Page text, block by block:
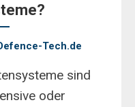
Tech.de
sind
oder